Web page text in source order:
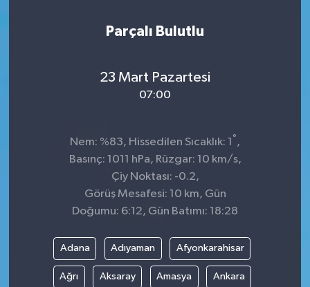
Parçalı Bulutlu
23 Mart Pazartesi
07:00
Nem: %83, Hissedilen Sıcaklık: 1 ° ,
Basınç: 1011 hPa, Rüzgar: 10 km/s,
Çiy Noktası: -0.2,
Görüş Mesafesi: 10 km, Gün
Doğumu: 6:12, Gün Batımı: 18:28
Adana Adıyaman Afyonkarahisar
Ağrı Aksaray Amasya Ankara
POLİTİKA
RÖPORTAJ
SAĞLIK
SPOR